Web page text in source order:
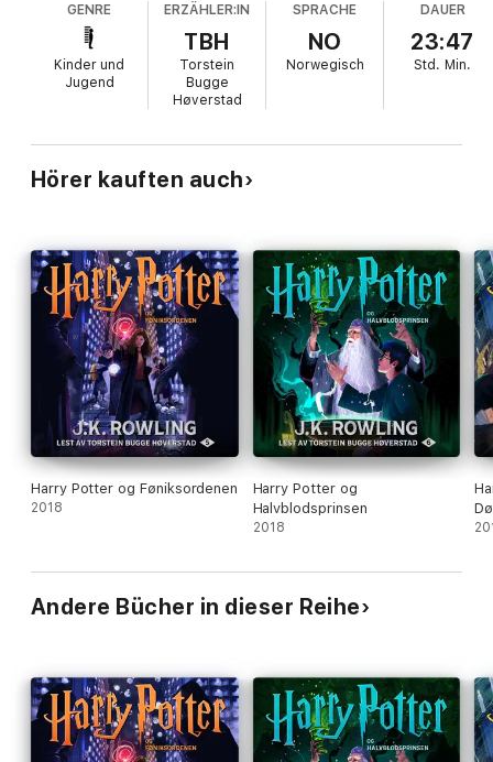
Han vil møte på dødelige prøver, drager og mørke trollmenn.
Med hjelp av sine beste venner, Ronny og Hermine, klarer han
seg kanskje gjennom det - i live!
Temamusikk komponert av James Hannigan
GENRE
Kinder und
Jugend
ERZÄHLER:IN
TBH
Torstein
Bugge
Høverstad
SPRACHE
NO
Norwegisch
DAUER
23:47
Std. Min.
Hörer kauften auch
Harry Potter og Føniksordenen
2018
Harry Potter og
Halvblodsprinsen
2018
Andere Bücher in dieser Reihe